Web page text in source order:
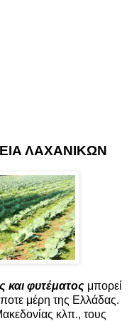
ΛΑΧΑΝΙΚΩΝ
και φυτέματος μπορεί
μέρη της Ελλάδας.
κλπ., τους